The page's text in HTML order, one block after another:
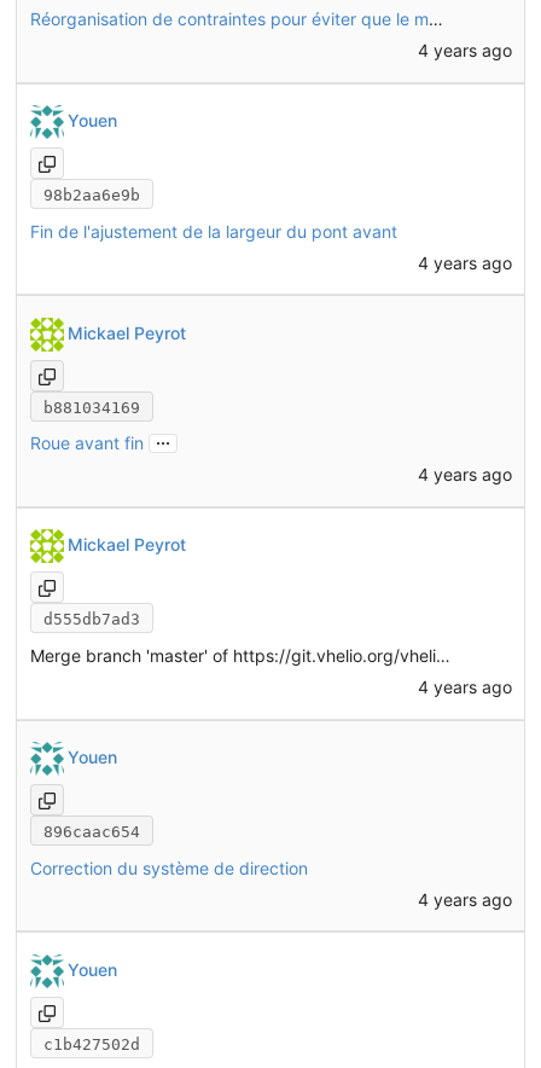
Réorganisation de contraintes pour éviter que le modèle paramétrique se casse quand on change la largeur du pont avant
4 years ago
Youen
98b2aa6e9b
Fin de l'ajustement de la largeur du pont avant
4 years ago
Mickael Peyrot
b881034169
Roue avant fin
...
4 years ago
Mickael Peyrot
d555db7ad3
Merge branch 'master' of https://git.vhelio.org/vhelio/vheliotech-freecad
4 years ago
Youen
896caac654
Correction du système de direction
4 years ago
Youen
c1b427502d